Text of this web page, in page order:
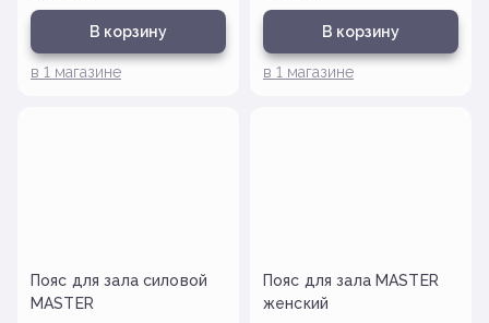
В корзину
в 1 магазине
В корзину
в 1 магазине
Пояс для зала силовой
MASTER
Пояс для зала MASTER
женский